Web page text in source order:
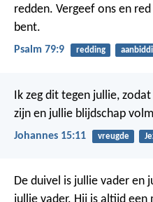
redden. Vergeef ons en
bent.
Psalm 79:9 redding
Ik zeg dit tegen jullie,
zijn en jullie blijdschap
Johannes 15:11 vreugde
De duivel is jullie vader en